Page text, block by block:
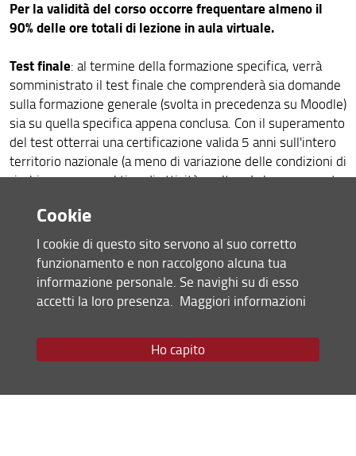
Per la validità del corso occorre frequentare almeno il
90% delle ore totali di lezione in aula virtuale.
Test finale: al termine della formazione specifica, verrà
somministrato il test finale che comprenderà sia domande
sulla formazione generale (svolta in precedenza su Moodle)
sia su quella specifica appena conclusa. Con il superamento
del test otterrai una certificazione valida 5 anni sull'intero
territorio nazionale (a meno di variazione delle condizioni di
rischio connesse al tipo di attività svolta ed al conseguente
mail nelle settimane successive.
Ulteriori informazioni
- La durata del corso rischi specifici è differente per ogni
- Per ottenere l'attestato che ti permetterà di entrare in
un'unica somministrazione. Chi perderà anche solo un
30
Cookie
I cookie di questo sito servono al suo corretto
funzionamento e non raccolgono alcuna tua
informazione personale. Se navighi su di esso
accetti la loro presenza. Maggiori informazioni
Ho capito